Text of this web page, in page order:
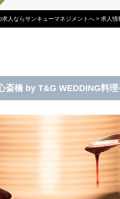
人ならサンキューマネジメントへ > 求人情
斎橋 by T&G WEDDING料理